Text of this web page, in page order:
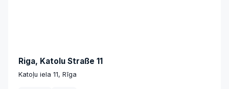
Riga, Katolu Straße 11
Katoļu iela 11, Rīga